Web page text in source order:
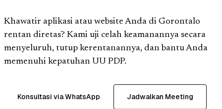
Khawatir aplikasi atau website Anda di Gorontalo
rentan diretas? Kami uji celah keamanannya secara
menyeluruh, tutup kerentanannya, dan bantu Anda
memenuhi kepatuhan UU PDP.
Konsultasi via WhatsApp Jadwalkan Meeting